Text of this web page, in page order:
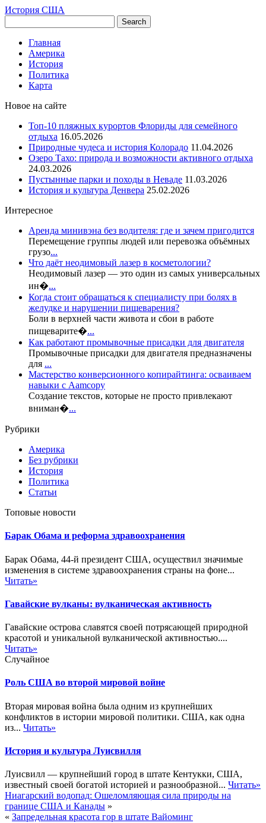
История США
Главная
Америка
История
Политика
Карта
Новое на сайте
Топ-10 пляжных курортов Флориды для семейного
отдыха 16.05.2026
Природные чудеса и история Колорадо 11.04.2026
Озеро Тахо: природа и возможности активного отдыха
24.03.2026
Пустынные парки и походы в Неваде 11.03.2026
История и культура Денвера 25.02.2026
Интересное
Аренда минивэна без водителя: где и зачем пригодится
Перемещение группы людей или перевозка объёмных
грузо...
Что даёт неодимовый лазер в косметологии?
Неодимовый лазер — это один из самых универсальных
ин�...
Когда стоит обращаться к специалисту при болях в
желудке и нарушении пищеварения?
Боли в верхней части живота и сбои в работе
пищеварите�...
Как работают промывочные присадки для двигателя
Промывочные присадки для двигателя предназначены
для ...
Мастерство конверсионного копирайтинга: осваиваем
навыки с Aamcopy
Создание текстов, которые не просто привлекают
вниман�...
Рубрики
Америка
Без рубрики
История
Политика
Статьи
Топовые новости
Барак Обама и реформа здравоохранения
Барак Обама, 44-й президент США, осуществил значимые
изменения в системе здравоохранения страны на фоне...
Читать»
Гавайские вулканы: вулканическая активность
Гавайские острова славятся своей потрясающей природной
красотой и уникальной вулканической активностью....
Читать»
Случайное
Роль США во второй мировой войне
Вторая мировая война была одним из крупнейших
конфликтов в истории мировой политики. США, как одна
из... Читать»
История и культура Луисвилля
Луисвилл — крупнейший город в штате Кентукки, США,
известный своей богатой историей и разнообразной... Читать»
Ниагарский водопад: Ошеломляющая сила природы на
границе США и Канады »
« Запредельная красота гор в штате Вайоминг